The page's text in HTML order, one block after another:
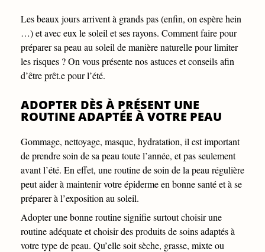
Les beaux jours arrivent à grands pas (enfin, on espère hein
…) et avec eux le soleil et ses rayons. Comment faire pour
préparer sa peau au soleil de manière naturelle pour limiter
les risques ? On vous présente nos astuces et conseils afin
d’être prêt.e pour l’été.
ADOPTER DÈS À PRÉSENT UNE
ROUTINE ADAPTÉE À VOTRE PEAU
Gommage, nettoyage, masque, hydratation, il est important
de prendre soin de sa peau toute l’année, et pas seulement
avant l’été. En effet, une routine de soin de la peau régulière
peut aider à maintenir votre épiderme en bonne santé et à se
préparer à l’exposition au soleil.
Adopter une bonne routine signifie surtout choisir une
routine adéquate et choisir des produits de soins adaptés à
votre type de peau. Qu’elle soit sèche, grasse, mixte ou